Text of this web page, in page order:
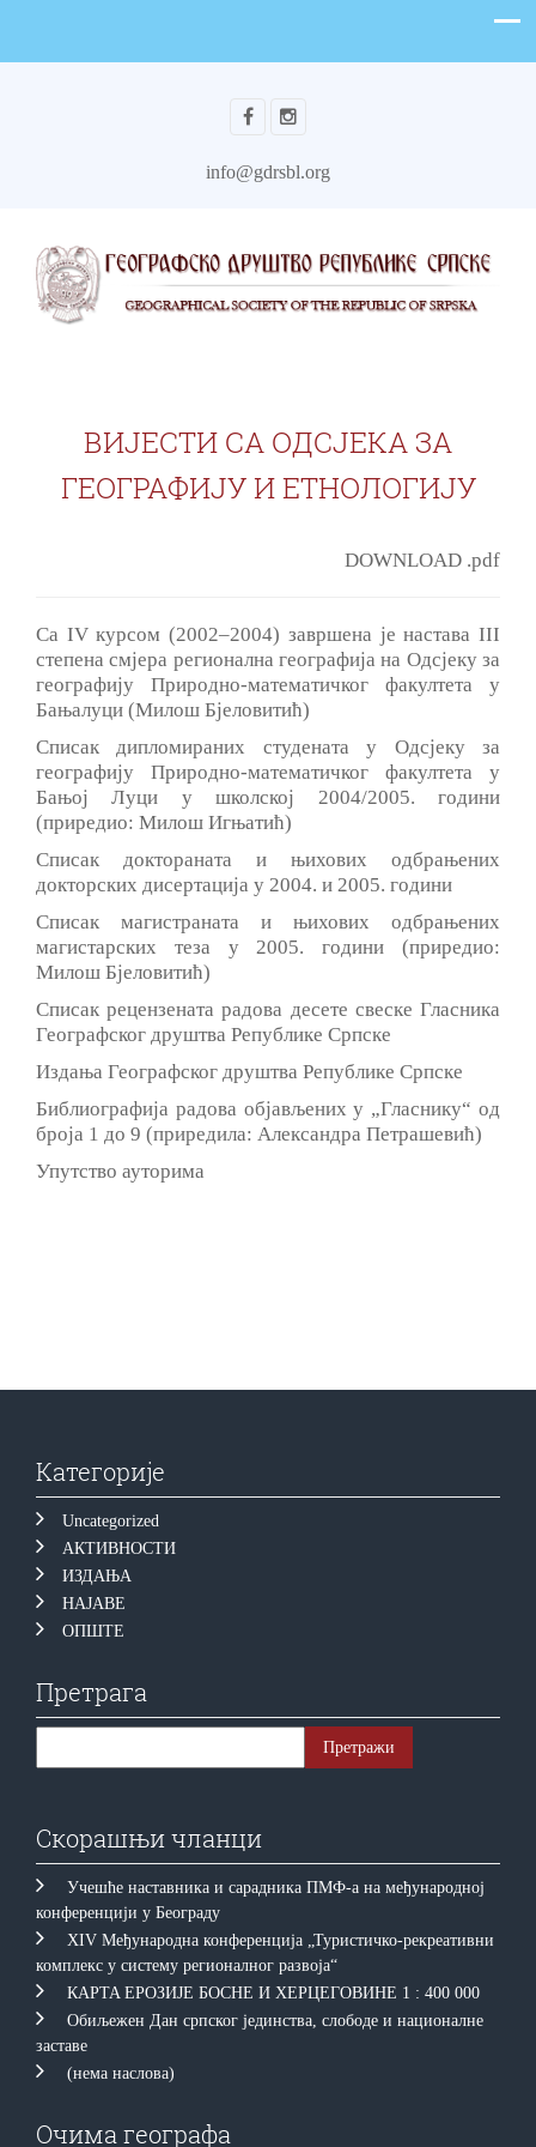
info@gdrsbl.org
ВИЈЕСТИ СА ОДСЈЕКА ЗА
ГЕОГРАФИЈУ И ЕТНОЛОГИЈУ
DOWNLOAD .pdf
Са IV курсом (2002‒2004) завршена je настава III
степена смјера регионална географија на Одсјеку за
географију Природно-математичког факултета у
Бањалуци (Милош Бјеловитић)
Списак дипломираних студената у Одсјеку за
географију Природно-математичког факултета у
Бањој Луци у школској 2004/2005. години
(приредио: Милош Игњатић)
Списак доктораната и њихових одбрањених
докторских дисертација у 2004. и 2005. години
Списак магистраната и њихових одбрањених
магистарских теза у 2005. години (приредио:
Милош Бјеловитић)
Списак рецензената радова десете свеске Гласника
Географског друштва Републике Српске
Издања Географског друштва Републике Српске
Библиографија радова обjављених у „Гласнику“ од
броја 1 до 9 (приредила: Александра Петрашевић)
Упутство ауторима
Категорије
Uncategorized
АКТИВНОСТИ
ИЗДАЊА
НАЈАВЕ
ОПШТЕ
Претрага
Скорашњи чланци
Учешће наставника и сарадника ПМФ-а на међународној
конференцији у Београду
XIV Међународна конференција „Туристичко-рекреативни
комплекс у систему регионалног развоја“
КAРTA EРOЗИJE БOСНE И ХEРЦEГOВИНE 1 : 400 000
Обиљежен Дан српског јединства, слободе и националне
заставе
(нема наслова)
Очима географа